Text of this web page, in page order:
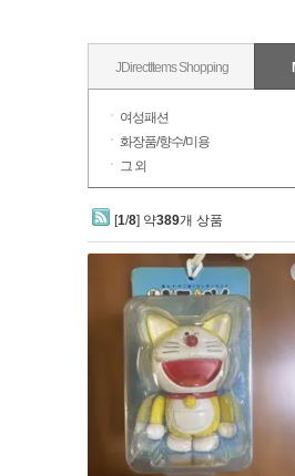
JDirectItems Shopping
여성패션
화장품/향수/미용
그 외
[1/8] 약389개 상품